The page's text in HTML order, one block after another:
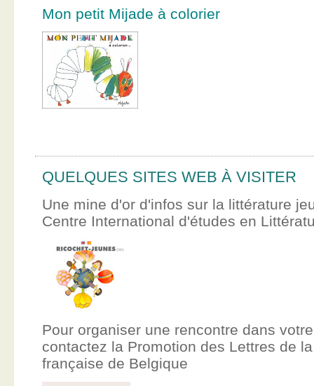
Mon petit Mijade à colorier
QUELQUES SITES WEB À VISITER
Une mine d'or d'infos sur la littérature
Centre International d'études en
Pour organiser une rencontre dans
contactez la Promotion des Lettres de
française de Belgique